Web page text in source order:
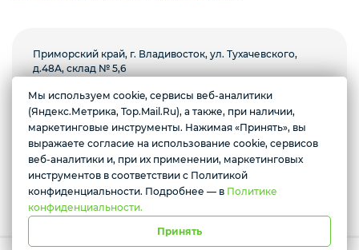
Приморский край, г. Владивосток, ул. Тухачевского,
д.48А, склад № 5,6
Пн-пт с 8.00 до 18.00, суббота с 9.00 до 13.00.
Воскресенье выходной
Условия доставки
*Instagram призана экстремистской организацией и запрещена в
РФ
Мы используем cookie, сервисы веб-аналитики
(Яндекс.Метрика, Top.Mail.Ru), а также, при наличии,
маркетинговые инструменты. Нажимая «Принять», вы
выражаете согласие на использование cookie, сервисов
веб-аналитики и, при их применении, маркетинговых
инструментов в соответствии с Политикой
конфиденциальности. Подробнее — в Политике
конфиденциальности.
Принять
Желаете подозвать сотрудника
Нет